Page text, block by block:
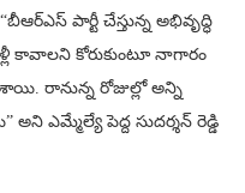
పార్టీ చేస్తున్న అభివృద్ధి
కావాలని కోరుకుంటూ నాగారం
రానున్న రోజుల్లో అన్ని
ఎమ్మేల్యే పెద్ద సుదర్శన్‌ రెడ్డి